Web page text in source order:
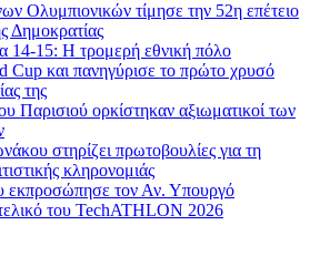
Ολυμπιονικών τίμησε την 52η επέτειο
Δημοκρατίας
14-15: Η τρομερή εθνική πόλο
Cup και πανηγύρισε το πρώτο χρυσό
της
Παρισιού ορκίστηκαν αξιωματικοί των
στηρίζει πρωτοβουλίες για τη
κληρονομιάς
εκπροσώπησε τον Αν. Υπουργό
του TechATHLON 2026